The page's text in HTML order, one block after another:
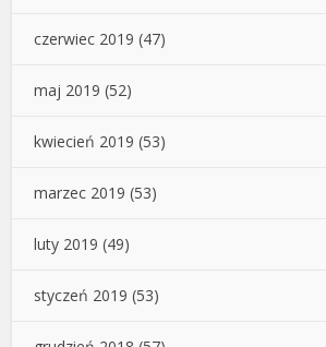
czerwiec 2019 (47)
maj 2019 (52)
kwiecień 2019 (53)
marzec 2019 (53)
luty 2019 (49)
styczeń 2019 (53)